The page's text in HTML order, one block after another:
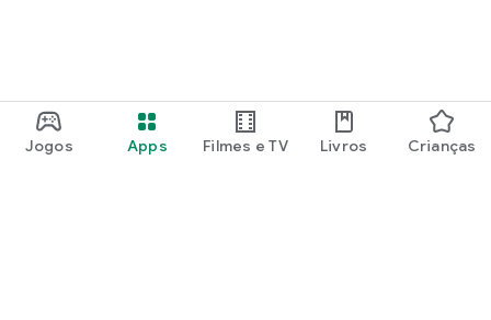
Jogos Apps Filmes e TV Livros Crianças